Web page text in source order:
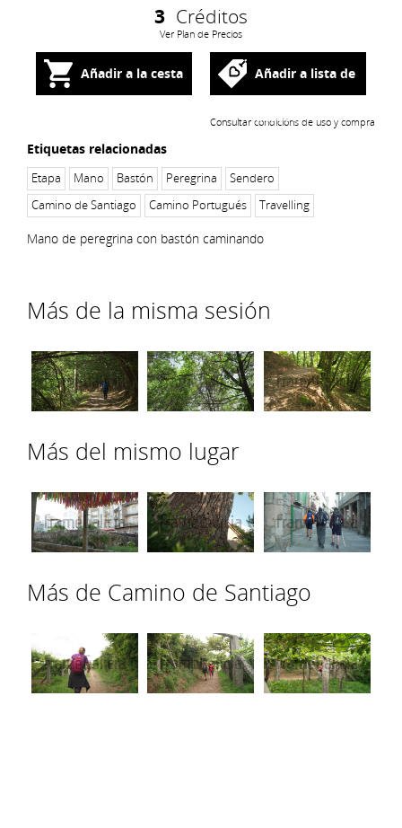
3 Créditos
Ver Plan de Precios
Añadir a la cesta Añadir a lista de
deseos
Consultar condicións de uso y compra
Etiquetas relacionadas
Etapa Mano Bastón Peregrina
Sendero
Camino de Santiago
Camino Portugués Travelling
Mano de peregrina con bastón caminando
Más de la misma sesión
Más del mismo lugar
Más de Camino de Santiago